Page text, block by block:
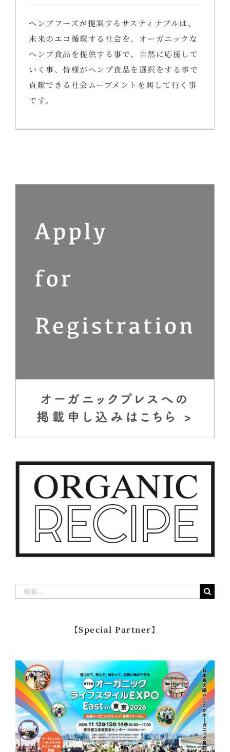
ヘンプフーズが提案するサスティナブルは、
未来のエコ循環する社会を、オーガニックな
ヘンプ食品を提供する事で、自然に応援して
いく事、皆様がヘンプ食品を選択をする事で
貢献できる社会ムーブメントを興して行く事
です。
【Special Partner】